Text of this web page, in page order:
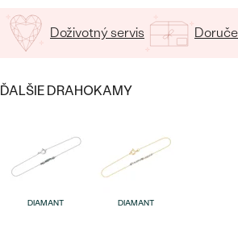
svadobné
obrúčky
DRAHOKAM
PODĽA MATERIÁLU
PLATINA
STRIEBRO
S DRAHOKAMAMI
PODĽA ŠTÝLU
PERSONALIZOVANÉ
CENOVO DOSTUPNÉ
Doživotný servis
ĎALŠIE DRAHOKAMY
DIAMANT DIAMANT